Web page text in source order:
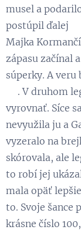
musel a
postúpil ďalej
Majka
zápasu začínal
súperky. A veru
💪. V druhom
vyrovnať. Síce
nevyužila ju a
vyzeralo na
skórovala, ale
to robí jej
mala opäť
to. Svoje šance
krásne číslo